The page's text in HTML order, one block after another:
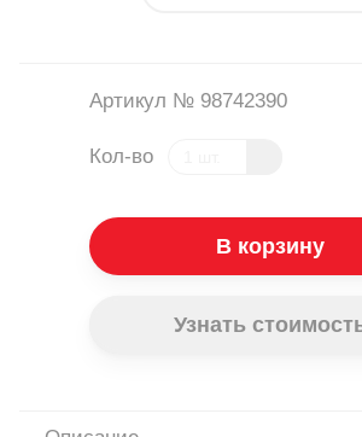
Артикул № 98742390
Кол-во
В корзину
Узнать